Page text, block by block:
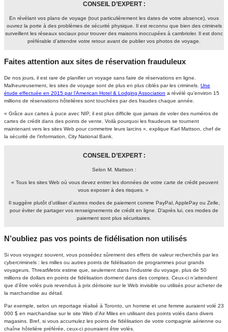
CONSEIL D’EXPERT :
En révélant vos plans de voyage (tout particulièrement les dates de votre absence), vous
ouvrez la porte à des problèmes de sécurité physique. Il est reconnu que bien des criminels
surveillent les réseaux sociaux pour trouver des maisons inoccupées à cambrioler. Il est donc
préférable d’attendre votre retour avant de publier vos photos de voyage.
Faites attention aux sites de réservation frauduleux
De nos jours, il est rare de planifier un voyage sans faire de réservations en ligne.
Malheureusement, les sites de voyage sont de plus en plus ciblés par les criminels. Une
étude effectuée en 2015 par l’American Hotel & Lodging Association a révélé qu’environ 15
millions de réservations hôtelières sont touchées par des fraudes chaque année.
« Grâce aux cartes à puce avec NIP, il est plus difficile que jamais de voler des numéros de
cartes de crédit dans des points de vente. Voilà pourquoi les fraudeurs se tournent
maintenant vers les sites Web pour commettre leurs larcins », explique Karl Mattson, chef de
la sécurité de l’information, City National Bank.
CONSEIL D’EXPERT :
Selon M. Mattson :
« Tous les sites Web où vous devez entrer les données de votre carte de crédit peuvent
vous exposer à des risques. »
Il suggère plutôt d’utiliser d’autres modes de paiement comme PayPal, ApplePay ou Zelle,
pour éviter de partager vos renseignements de crédit en ligne. D’après lui, ces modes de
paiement sont plus sécuritaires.
N’oubliez pas vos points de fidélisation non utilisés
Si vous voyagez souvent, vous possédez sûrement des effets de valeur recherchés par les
cybercriminels : les milles ou autres points de fidélisation de programmes pour grands
voyageurs. ThreatMetrix estime que, seulement dans l’industrie du voyage, plus de 50
millions de dollars en points de fidélisation dorment dans des comptes. Ceux-ci n’attendent
que d’être volés puis revendus à prix dérisoire sur le Web invisible ou utilisés pour acheter de
la marchandise au détail.
Par exemple, selon un reportage réalisé à Toronto, un homme et une femme auraient volé 23
000 $ en marchandise sur le site Web d’Air Miles en utilisant des points volés dans divers
magasins. Bref, si vous accumulez les points de fidélisation de votre compagnie aérienne ou
chaîne hôtelière préférée, ceux-ci pourraient être volés.